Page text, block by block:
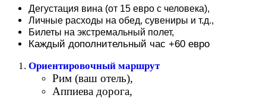
Дегустация вина (от 15 евро с человека),
Личные расходы на обед, сувениры и т.д.,
Билеты на экстремальный полет,
Каждый дополнительный час +60 евро
Ориентировочный маршрут
Рим (ваш отель),
Аппиева дорога,